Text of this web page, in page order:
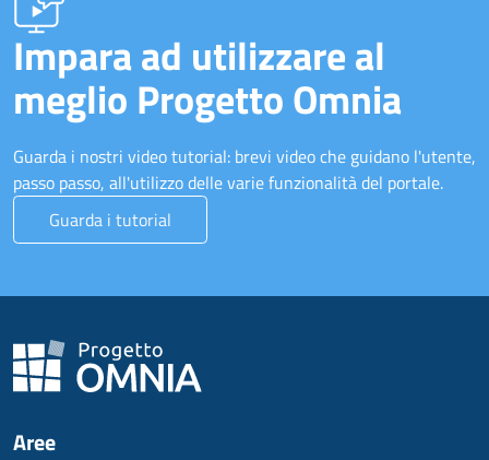
Impara ad utilizzare al
meglio Progetto Omnia
Guarda i nostri video tutorial: brevi video che guidano l'utente,
passo passo, all'utilizzo delle varie funzionalità del portale.
Guarda i tutorial
Aree